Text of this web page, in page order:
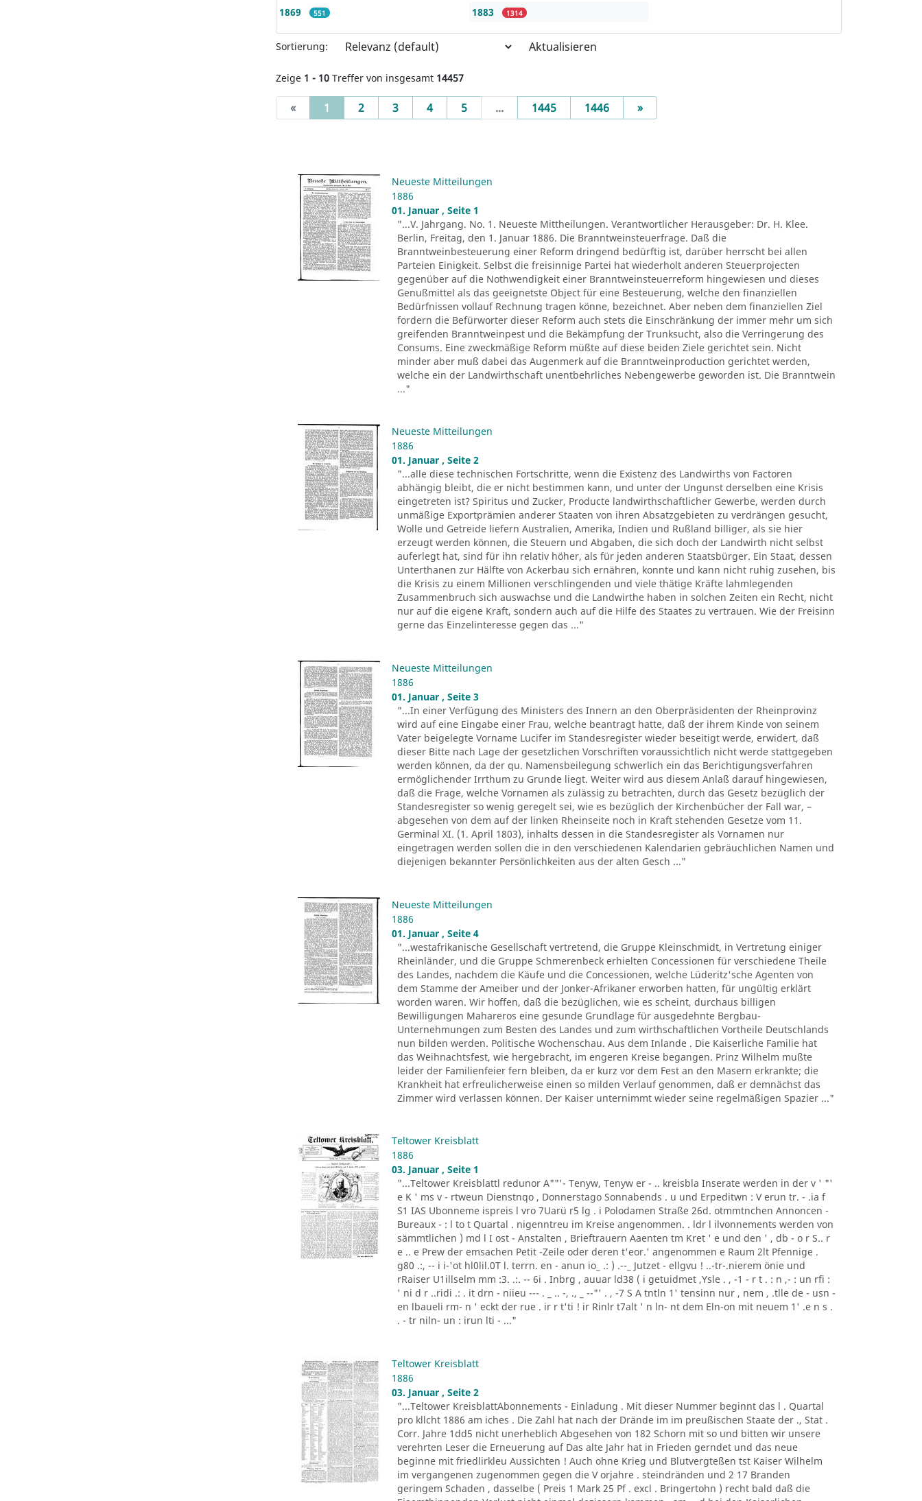
1869 551 1883 1314
Sortierung: Aktualisieren
Zeige 1 - 10 Treffer von insgesamt 14457
« 1 (current)
2 3 4 5 ... 1445 1446 »Next
Neueste Mitteilungen
1886
01. Januar , Seite 1
"...V. Jahrgang. No. 1. Neueste Mittheilungen. Verantwortlicher Herausgeber: Dr. H. Klee.
Berlin, Freitag, den 1. Januar 1886. Die Branntweinsteuerfrage. Daß die
Branntweinbesteuerung einer Reform dringend bedürftig ist, darüber herrscht bei allen
Parteien Einigkeit. Selbst die freisinnige Partei hat wiederholt anderen Steuerprojecten
gegenüber auf die Nothwendigkeit einer Branntweinsteuerreform hingewiesen und dieses
Genußmittel als das geeignetste Object für eine Besteuerung, welche den finanziellen
Bedürfnissen vollauf Rechnung tragen könne, bezeichnet. Aber neben dem finanziellen Ziel
fordern die Befürworter dieser Reform auch stets die Einschränkung der immer mehr um sich
greifenden Branntweinpest und die Bekämpfung der Trunksucht, also die Verringerung des
Consums. Eine zweckmäßige Reform müßte auf diese beiden Ziele gerichtet sein. Nicht
minder aber muß dabei das Augenmerk auf die Branntweinproduction gerichtet werden,
welche ein der Landwirthschaft unentbehrliches Nebengewerbe geworden ist. Die Branntwein
..."
Neueste Mitteilungen
1886
01. Januar , Seite 2
"...alle diese technischen Fortschritte, wenn die Existenz des Landwirths von Factoren
abhängig bleibt, die er nicht bestimmen kann, und unter der Ungunst derselben eine Krisis
eingetreten ist? Spiritus und Zucker, Producte landwirthschaftlicher Gewerbe, werden durch
unmäßige Exportprämien anderer Staaten von ihren Absatzgebieten zu verdrängen gesucht,
Wolle und Getreide liefern Australien, Amerika, Indien und Rußland billiger, als sie hier
erzeugt werden können, die Steuern und Abgaben, die sich doch der Landwirth nicht selbst
auferlegt hat, sind für ihn relativ höher, als für jeden anderen Staatsbürger. Ein Staat, dessen
Unterthanen zur Hälfte von Ackerbau sich ernähren, konnte und kann nicht ruhig zusehen, bis
die Krisis zu einem Millionen verschlingenden und viele thätige Kräfte lahmlegenden
Zusammenbruch sich auswachse und die Landwirthe haben in solchen Zeiten ein Recht, nicht
nur auf die eigene Kraft, sondern auch auf die Hilfe des Staates zu vertrauen. Wie der Freisinn
gerne das Einzelinteresse gegen das ..."
Neueste Mitteilungen
1886
01. Januar , Seite 3
"...In einer Verfügung des Ministers des Innern an den Oberpräsidenten der Rheinprovinz
wird auf eine Eingabe einer Frau, welche beantragt hatte, daß der ihrem Kinde von seinem
Vater beigelegte Vorname Lucifer im Standesregister wieder beseitigt werde, erwidert, daß
dieser Bitte nach Lage der gesetzlichen Vorschriften voraussichtlich nicht werde stattgegeben
werden können, da der qu. Namensbeilegung schwerlich ein das Berichtigungsverfahren
ermöglichender Irrthum zu Grunde liegt. Weiter wird aus diesem Anlaß darauf hingewiesen,
daß die Frage, welche Vornamen als zulässig zu betrachten, durch das Gesetz bezüglich der
Standesregister so wenig geregelt sei, wie es bezüglich der Kirchenbücher der Fall war, –
abgesehen von dem auf der linken Rheinseite noch in Kraft stehenden Gesetze vom 11.
Germinal XI. (1. April 1803), inhalts dessen in die Standesregister als Vornamen nur
eingetragen werden sollen die in den verschiedenen Kalendarien gebräuchlichen Namen und
diejenigen bekannter Persönlichkeiten aus der alten Gesch ..."
Neueste Mitteilungen
1886
01. Januar , Seite 4
"...westafrikanische Gesellschaft vertretend, die Gruppe Kleinschmidt, in Vertretung einiger
Rheinländer, und die Gruppe Schmerenbeck erhielten Concessionen für verschiedene Theile
des Landes, nachdem die Käufe und die Concessionen, welche Lüderitz'sche Agenten von
dem Stamme der Ameiber und der Jonker-Afrikaner erworben hatten, für ungültig erklärt
worden waren. Wir hoffen, daß die bezüglichen, wie es scheint, durchaus billigen
Bewilligungen Mahareros eine gesunde Grundlage für ausgedehnte Bergbau-
Unternehmungen zum Besten des Landes und zum wirthschaftlichen Vortheile Deutschlands
nun bilden werden. Politische Wochenschau. Aus dem Inlande . Die Kaiserliche Familie hat
das Weihnachtsfest, wie hergebracht, im engeren Kreise begangen. Prinz Wilhelm mußte
leider der Familienfeier fern bleiben, da er kurz vor dem Fest an den Masern erkrankte; die
Krankheit hat erfreulicherweise einen so milden Verlauf genommen, daß er demnächst das
Zimmer wird verlassen können. Der Kaiser unternimmt wieder seine regelmäßigen Spazier ..."
Teltower Kreisblatt
1886
03. Januar , Seite 1
"...Teltower Kreisblattl redunor A""'- Tenyw, Tenyw er - .. kreisbla Inserate werden in der v ' "'
e K ' ms v - rtweun Dienstnqo , Donnerstago Sonnabends . u und Erpeditwn : V erun tr. - .ia f
S1 IAS Ubonneme ispreis l vro 7Uarü r5 lg . i Polodamen Straße 26d. otmmtnchen Annoncen -
Bureaux - : l to t Quartal . nigenntreu im Kreise angenommen. . ldr l ilvonnements werden von
sämmtlichen ) md l I ost - Anstalten , Brieftrauern Aaenten tm Kret ' e und den ' , db - o r S.. r
e .. e Prew der emsachen Petit -Zeile oder deren t'eor.' angenommen e Raum 2lt Pfennige .
g80 .:, -- i i-'ot hl0lil.0T l. terrn. en - anun io_ .: ) .--_ Jutzet - ellgvu ! ..-tr-.nierem önie und
rRaiser U1illselm mm :3. .:. -- 6i . Inbrg , auuar ld38 ( i getuidmet ,Ysle . , -1 - r t . : n ,- : un rfi :
' ni d r ..ridi .: . it drn - niieu --- . _ .. -, ., _ --"' . , -7 S A tntln 1' tensinn nur , nem , .tlle de - usn -
en lbaueli rm- n ' eckt der rue . ir r t'ti ! ir Rinlr t7alt ' n ln- nt dem Eln-on mit neuem 1' .e n s .
. - tr niln- un : irun lti - ..."
Teltower Kreisblatt
1886
03. Januar , Seite 2
"...Teltower KreisblattAbonnements - Einladung . Mit dieser Nummer beginnt das l . Quartal
pro kllcht 1886 am iches . Die Zahl hat nach der Drände im im preußischen Staate der ., Stat .
Corr. Jahre 1dd5 nicht unerheblich Abgesehen von 182 Schorn mit so und bitten wir unsere
verehrten Leser die Erneuerung auf Das alte Jahr hat in Frieden gerndet und das neue
beginne mit friedlirkleu Aussichten ! Auch ohne Krieg und Blutvergteßen tst Kaiser Wilhelm
im vergangenen zugenommen gegen die V orjahre . steindränden und 2 17 Branden
geringem Schaden , dasselbe ( Preis 1 Mark 25 Pf . excl . Bringertohn ) recht bald daß die